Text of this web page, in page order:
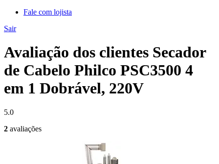
Fale com lojista
Sair
Avaliação dos clientes Secador
de Cabelo Philco PSC3500 4
em 1 Dobrável, 220V
5.0
2 avaliações